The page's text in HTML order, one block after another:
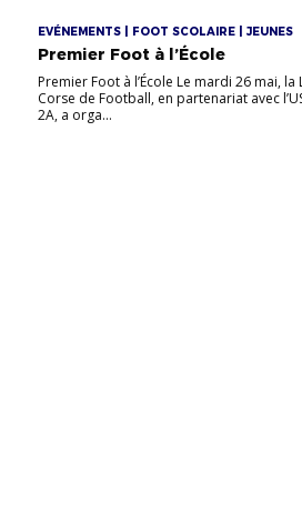
EVÉNEMENTS | FOOT SCOLAIRE | JEUNES
Premier Foot à l’École
Premier Foot à l’École Le mardi 26 mai, la
Corse de Football, en partenariat avec
2A, a orga...